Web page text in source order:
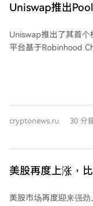
Uniswap推出
Uniswap推出了其首个
平台基于Robinhood
建者可以激活一项费用
Robinhood Chain上，
场所。过去24小时内
元，过去一周的交易额
万美元。 此前有报道称，Robinhood Chain在活跃钱包
cryptonews.ru 30 分
美股再度上涨，
美股市场再度迎来强